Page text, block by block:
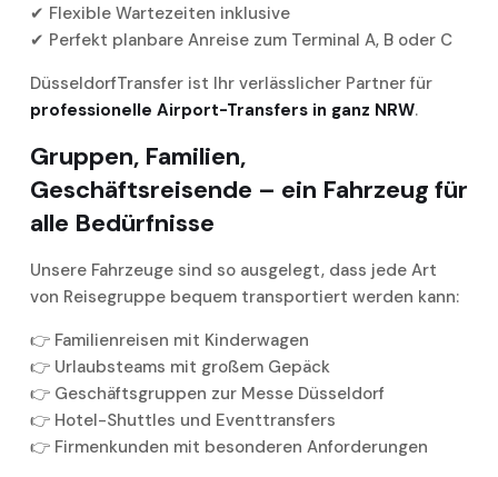
✔ Flexible Wartezeiten inklusive
✔ Perfekt planbare Anreise zum Terminal A, B oder C
DüsseldorfTransfer ist Ihr verlässlicher Partner für
professionelle Airport-Transfers in ganz NRW.
Gruppen, Familien,
Geschäftsreisende – ein Fahrzeug für
alle Bedürfnisse
Unsere Fahrzeuge sind so ausgelegt, dass jede Art
von Reisegruppe bequem transportiert werden kann:
👉 Familienreisen mit Kinderwagen
👉 Urlaubsteams mit großem Gepäck
👉 Geschäftsgruppen zur Messe Düsseldorf
👉 Hotel-Shuttles und Eventtransfers
👉 Firmenkunden mit besonderen Anforderungen